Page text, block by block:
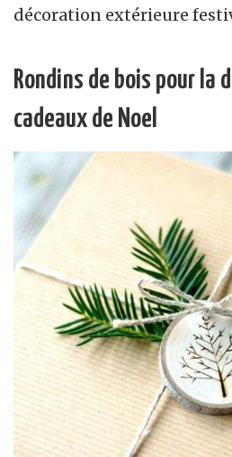
décoration extérieure
Rondins de bois pour la
cadeaux de Noel